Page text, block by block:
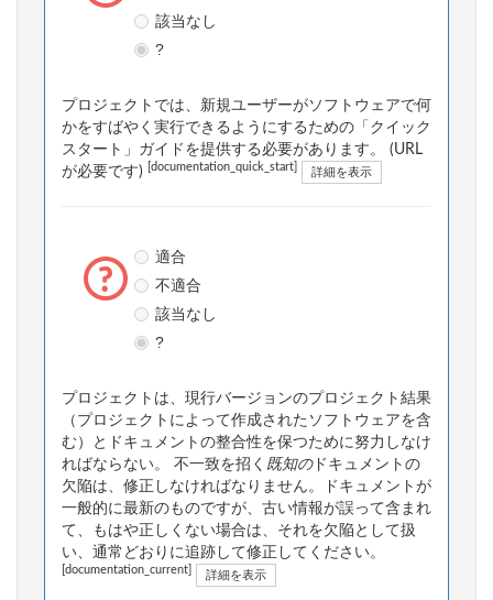
該当なし
?
プロジェクトでは、新規ユーザーがソフトウェアで何
かをすばやく実行できるようにするための「クイック
スタート」ガイドを提供する必要があります。 (URL
が必要です)
[documentation_quick_start] 詳細を表示
適合
不適合
該当なし
?
プロジェクトは、現行バージョンのプロジェクト結果
（プロジェクトによって作成されたソフトウェアを含
む）とドキュメントの整合性を保つために努力しなけ
ればならない。 不一致を招く 既知のドキュメントの
欠陥は、修正しなければなりません。ドキュメントが
一般的に最新のものですが、古い情報が誤って含まれ
て、もはや正しくない場合は、それを欠陥として扱
い、通常どおりに追跡して修正してください。
[documentation_current] 詳細を表示